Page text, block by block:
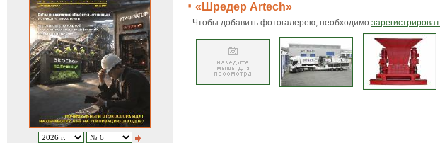
«Шредер Artech»
Чтобы добавить фотогалерею, необходимо